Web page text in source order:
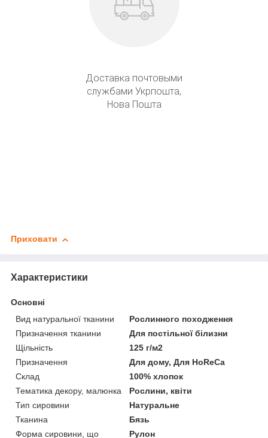
Доставка почтовыми
службами Укрпошта,
Нова Пошта
Приховати
Характеристики
Основні
Вид натуральної тканини
Рослинного походження
Призначення тканини
Для постільної білизни
Щільність
125 г/м2
Призначення
Для дому, Для HoReCa
Склад
100% хлопок
Тематика декору, малюнка
Рослини, квіти
Тип сировини
Натуральне
Тканина
Бязь
Форма сировини, що
Рулон